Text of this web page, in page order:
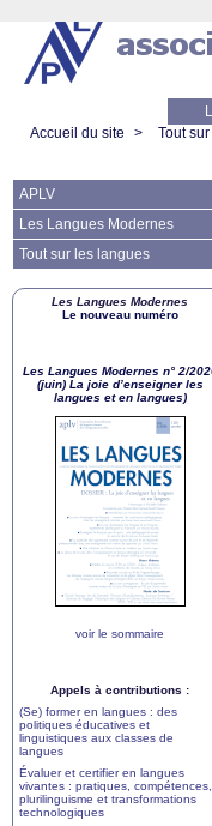
Accueil du site
> Tout
APLV
Les Langues Modernes
Tout sur les langues
Les Langues Modernes
Le nouveau numéro
Les Langues Modernes n° 2/
(juin) La joie d’enseigner les
langues et en langues)
voir le sommaire
Appels à contributions :
(Se) former en langues : des
politiques éducatives et
linguistiques aux classes de
langues
Évaluer et certifier en langues
vivantes : pratiques, compétences,
plurilinguisme et transformations
technologiques